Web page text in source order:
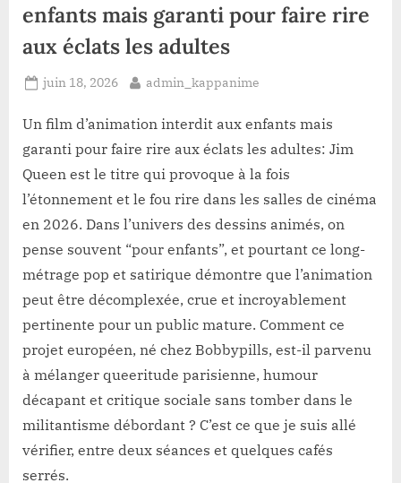
enfants mais garanti pour faire rire
aux éclats les adultes
Posted
juin 18, 2026 By
admin_kappanime
Un film d’animation interdit aux enfants mais
garanti pour faire rire aux éclats les adultes: Jim
Queen est le titre qui provoque à la fois
l’étonnement et le fou rire dans les salles de cinéma
en 2026. Dans l’univers des dessins animés, on
pense souvent “pour enfants”, et pourtant ce long-
métrage pop et satirique démontre que l’animation
peut être décomplexée, crue et incroyablement
pertinente pour un public mature. Comment ce
projet européen, né chez Bobbypills, est-il parvenu
à mélanger queeritude parisienne, humour
décapant et critique sociale sans tomber dans le
militantisme débordant ? C’est ce que je suis allé
vérifier, entre deux séances et quelques cafés
serrés.